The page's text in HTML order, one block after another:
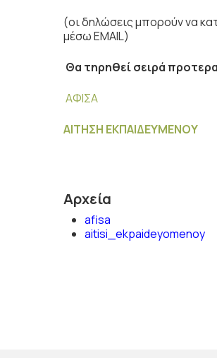
(οι δηλώσεις μπορούν να
μέσω EMAIL)
Θα τηρηθεί σειρά
ΑΦΙΣΑ
ΑΙΤΗΣΗ ΕΚΠΑΙΔΕΥΜΕΝΟΥ
Αρχεία
afisa
aitisi_ekpaideyomenoy